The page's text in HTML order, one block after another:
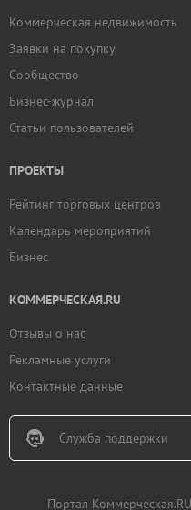
Коммерческая недвижимость
Заявки на покупку
Сообщество
Бизнес-журнал
Статьи пользователей
ПРОЕКТЫ
Рейтинг торговых центров
Календарь мероприятий
Бизнес
КОММЕРЧЕСКАЯ.RU
Отзывы о нас
Рекламные услуги
Контактные данные
Служба поддержки
Портал